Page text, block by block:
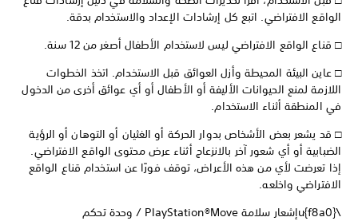
الواقع الافتراضي. اتبع كل إرشادات الإعداد والاستخدام بدقة.
□ قناع الواقع الافتراضي ليس لاستخدام الأطفال أصغر من 12 سنة.
□ عاين البيئة المحيطة وأزل العوائق قبل الاستخدام. اتخذ الخطوات
اللازمة لمنع الحيوانات الأليفة أو الأطفال أو أي عوائق أخرى من الدخول
في المنطقة أثناء الاستخدام.
□ قد يشعر بعض الأشخاص بدوار الحركة أو الغثيان أو التوهان أو الرؤية
الضبابية أو أي شعور آخر بالانزعاج أثناء عرض محتوى الواقع الافتراضي.
إذا تعرضت لأي من هذه الأعراض، توقف فورًا عن استخدام قناع الواقع
الافتراضي واخلعه.
\u{f8a0}إشعار سلامة PlayStation®Move‏ / وحدة تحكم